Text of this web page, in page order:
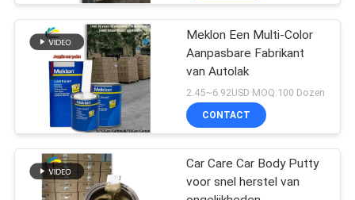
Meklon Een Multi-Color
Aanpasbare Fabrikant
van Autolak
2.45~6.92USD MOQ:100 Dozen
CONTACT
Car Care Car Body Putty
voor snel herstel van